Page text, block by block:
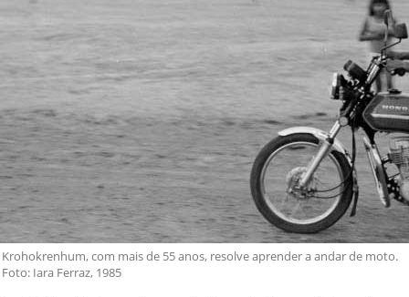
Krohokrenhum, com mais de 55 anos, resolve aprender a andar de moto.
Foto: Iara Ferraz, 1985